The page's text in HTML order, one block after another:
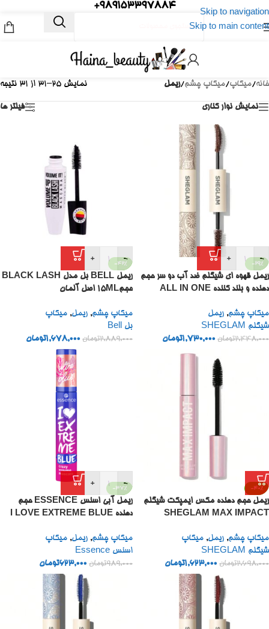
Skip to navigation
Skip to main content
989153397884+
خانه/میکاپ/میکاپ چشم/ریمل نمایش 25–31 از 31 نتیجه
نمایش نوار کناری فیلتر ها
-29%
-
+
ریمل قهوه ای شیگلم ضد آب دو سر حجم
دهنده و بلند کننده ALL IN ONE
میکاپ چشم, ریمل
شیگلم SHEGLAM
2,448,000تومان 1,730,000تومان
-42%
-
+
ریمل BELL بل مدل BLACK LASH
حجم15ML اصل آلمان
میکاپ چشم, ریمل, میکاپ
بل Bell
2,889,000تومان 1,678,000تومان
-40%
ریمل حجم دهنده مکس ایمپکت شیگلم
SHEGLAM MAX IMPACT
میکاپ چشم, ریمل, میکاپ
شیگلم SHEGLAM
2,698,000تومان 1,623,000تومان
-37%
-
+
ریمل آبی اسنس ESSENCE حجم
دهنده I LOVE EXTREME BLUE
میکاپ چشم, ریمل, میکاپ
اسنس Essence
989,000تومان 623,000تومان